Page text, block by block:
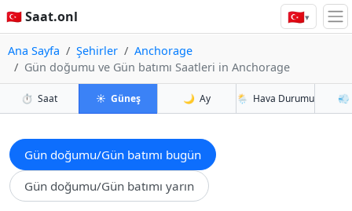
🇹🇷 Saat.onl 🇹🇷▾
Ana Sayfa Şehirler
Anchorage
Gün doğumu ve Gün batımı Saatleri in Anchorage
⏱️ Saat ☀️ Güneş 🌙 Ay 🌦️ Hava Durumu 💨
Gün doğumu/Gün batımı bugün
Gün doğumu/Gün batımı yarın